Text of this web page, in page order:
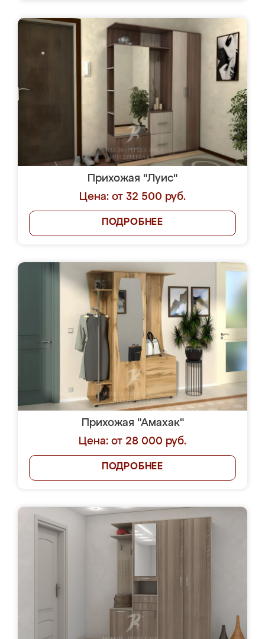
Прихожая "Луис"
Цена: от 32 500 руб.
ПОДРОБНЕЕ
Прихожая "Амахак"
Цена: от 28 000 руб.
ПОДРОБНЕЕ